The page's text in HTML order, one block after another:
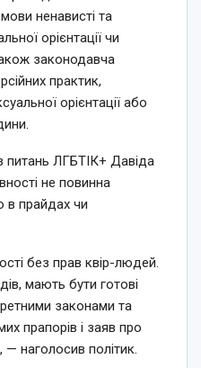
ненависті та
орієнтації чи
законодавча
практик,
орієнтації або
питань ЛГБТІК+ Давіда
не повинна
в прайдах чи
без прав квір-людей.
мають бути готові
законами та
прапорів і заяв про
— наголосив політик.